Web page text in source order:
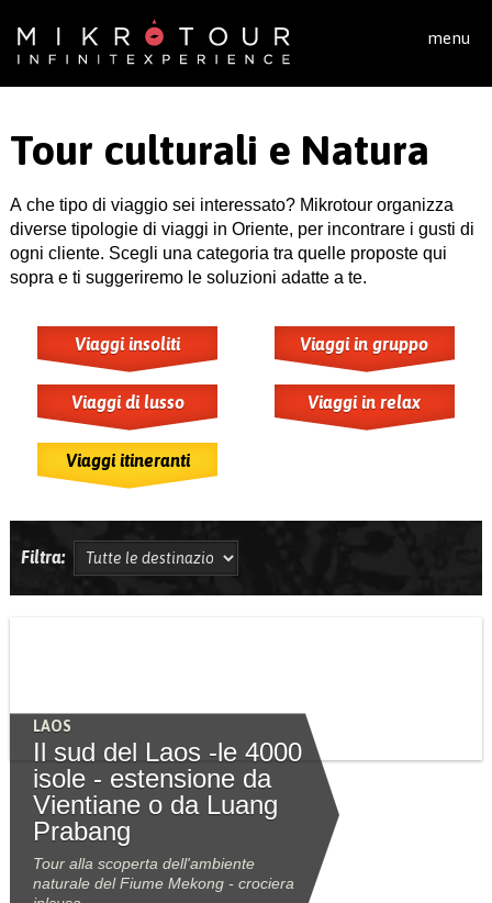
menu
Tour culturali e Natura
A che tipo di viaggio sei interessato? Mikrotour organizza
diverse tipologie di viaggi in Oriente, per incontrare i gusti di
ogni cliente. Scegli una categoria tra quelle proposte qui
sopra e ti suggeriremo le soluzioni adatte a te.
Viaggi insoliti Viaggi in gruppo
Viaggi di lusso Viaggi in relax
Viaggi itineranti
Filtra:
LAOS
Il sud del Laos -le 4000
isole - estensione da
Vientiane o da Luang
Prabang
Tour alla scoperta dell'ambiente
naturale del Fiume Mekong - crociera